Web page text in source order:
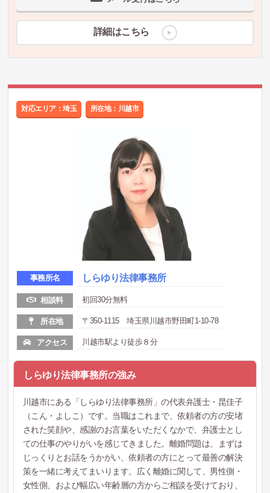
詳細はこちら
対応エリア：埼玉 所在地：川越市
事務所名 しらゆり法律事務所
相談料 初回30分無料
所在地 〒350-1115 埼玉県川越市野田町1-10-78
アクセス 川越市駅より徒歩８分
しらゆり法律事務所の強み
川越市にある「しらゆり法律事務所」の代表弁護士・昆佳子
（こん・よしこ）です。当職はこれまで、依頼者の方の安堵
された笑顔や、感謝のお言葉をいただくなかで、弁護士とし
ての仕事のやりがいを感じてきました。離婚問題は、まずは
じっくりとお話をうかがい、依頼者の方にとって最善の解決
策を一緒に考えてまいります。広く離婚に関して、男性側・
女性側、および幅広い年齢層の方からご相談を受けており、